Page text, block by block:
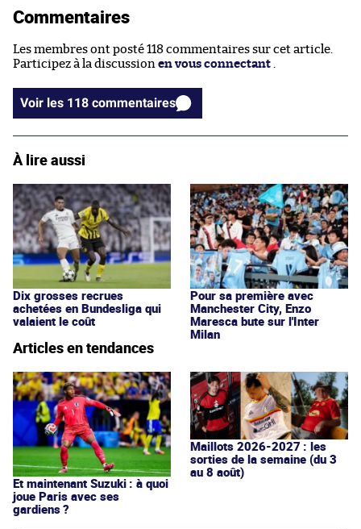
Commentaires
Les membres ont posté 118 commentaires sur cet article.
Participez à la discussion en vous connectant .
Voir les 118 commentaires
À lire aussi
Dix grosses recrues
achetées en Bundesliga qui
valaient le coût
Pour sa première avec
Manchester City, Enzo
Maresca bute sur l'Inter
Milan
Articles en tendances
Et maintenant Suzuki : à quoi
joue Paris avec ses
gardiens ?
Maillots 2026-2027 : les
sorties de la semaine (du 3
au 8 août)